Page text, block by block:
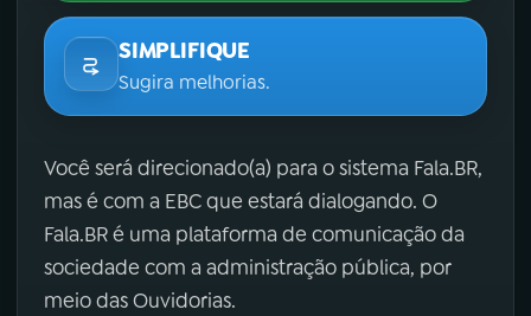
SIMPLIFIQUE
Sugira melhorias.
Você será direcionado(a) para o sistema Fala.BR,
mas é com a EBC que estará dialogando. O
Fala.BR é uma plataforma de comunicação da
sociedade com a administração pública, por
meio das Ouvidorias.